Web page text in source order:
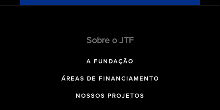
Sobre o JTF
A FUNDAÇÃO
ÁREAS DE FINANCIAMENTO
NOSSOS PROJETOS